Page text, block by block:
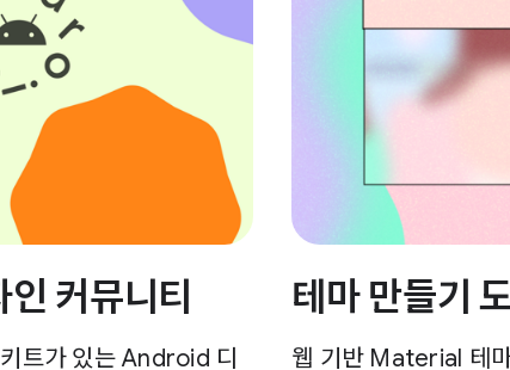
커뮤니티
트가 있는 Android 디
테마 만들기
웹 기반 Material 테